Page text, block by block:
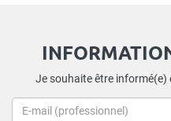
Je souhaite être informé(e)